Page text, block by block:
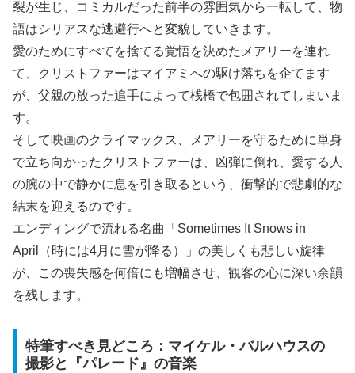
裂が生じ、コミカルだった前半の雰囲気から一転して、物
語はシリアスな逃避行へと変貌していきます。
愛のためにすべてを捨てる覚悟を決めたメアリーを連れ
て、クリストファーはマイアミへの駆け落ちを企てます
が、父親の放った追手によって桟橋で包囲されてしまいま
す。
そして映画のクライマックス、メアリーを守るために単身
で立ち向かったクリストファーは、凶弾に倒れ、愛する人
の腕の中で静かに息を引き取るという、衝撃的で悲劇的な
結末を迎えるのです。
エンディングで流れる名曲「Sometimes It Snows in
April（時には4月に雪が降る）」の美しくも悲しい旋律
が、この喪失感を何倍にも増幅させ、観客の心に深い余韻
を残します。
特筆すべき見どころ：マイケル・バルハウスの
撮影と『パレード』の音楽